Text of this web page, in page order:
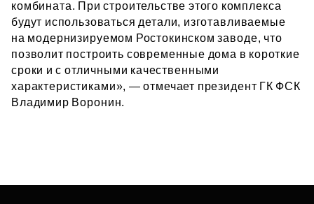
комбината. При строительстве этого комплекса
будут использоваться детали, изготавливаемые
на модернизируемом Ростокинском заводе, что
позволит построить современные дома в короткие
сроки и с отличными качественными
характеристиками», — отмечает президент ГК ФСК
Владимир Воронин.